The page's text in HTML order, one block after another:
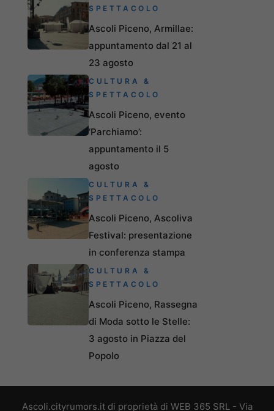
SPETTACOLO
Ascoli Piceno, Armillae:
appuntamento dal 21 al
23 agosto
CULTURA &
SPETTACOLO
Ascoli Piceno, evento
‘Parchiamo’:
appuntamento il 5
agosto
CULTURA &
SPETTACOLO
Ascoli Piceno, Ascoliva
Festival: presentazione
in conferenza stampa
CULTURA &
SPETTACOLO
Ascoli Piceno, Rassegna
di Moda sotto le Stelle:
3 agosto in Piazza del
Popolo
Ascoli.cityrumors.it di proprietà di WEB 365 SRL - Via